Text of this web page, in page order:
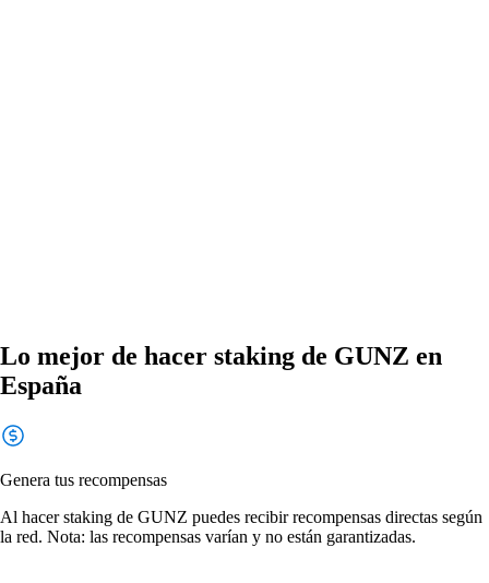
Lo mejor de hacer staking de GUNZ en
España
Genera tus recompensas
Al hacer staking de GUNZ puedes recibir recompensas directas según
la red. Nota: las recompensas varían y no están garantizadas.